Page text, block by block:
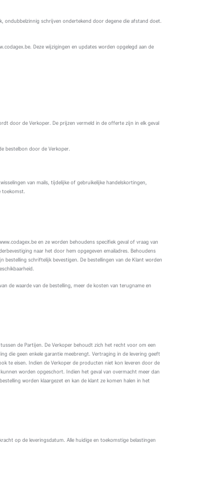
ondubbelzinnig schrijven ondertekend door degene die afstand doet.
Deze wijzigingen en updates worden opgelegd aan de
door de Verkoper. De prijzen vermeld in de offerte zijn in elk geval
bestelbon door de Verkoper.
van mails, tijdelijke of gebruikelijke handelskortingen,
toekomst.
en ze worden behoudens specifiek geval of vraag van
naar het door hem opgegeven emailadres. Behoudens
schriftelijk bevestigen. De bestellingen van de Klant worden
de waarde van de bestelling, meer de kosten van terugname en
de Partijen. De Verkoper behoudt zich het recht voor om een
die geen enkele garantie meebrengt. Vertraging in de levering geeft
te eisen. Indien de Verkoper de producten niet kon leveren door de
worden opgeschort. Indien het geval van overmacht meer dan
worden klaargezet en kan de klant ze komen halen in het
op de leveringsdatum. Alle huidige en toekomstige belastingen